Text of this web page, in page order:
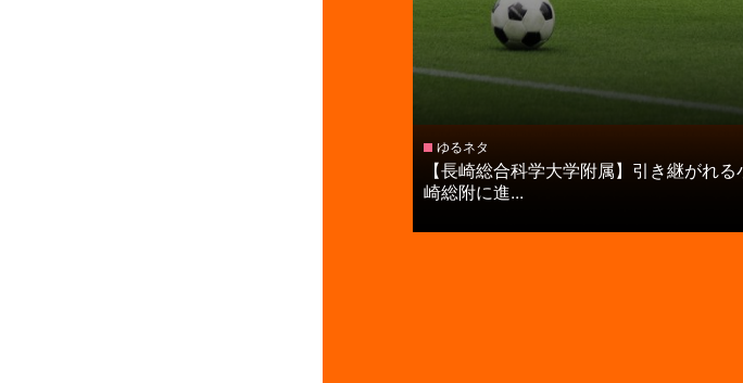
ゆるネタ
【長崎総合科学大学附属】引き継がれ
崎総附に進...